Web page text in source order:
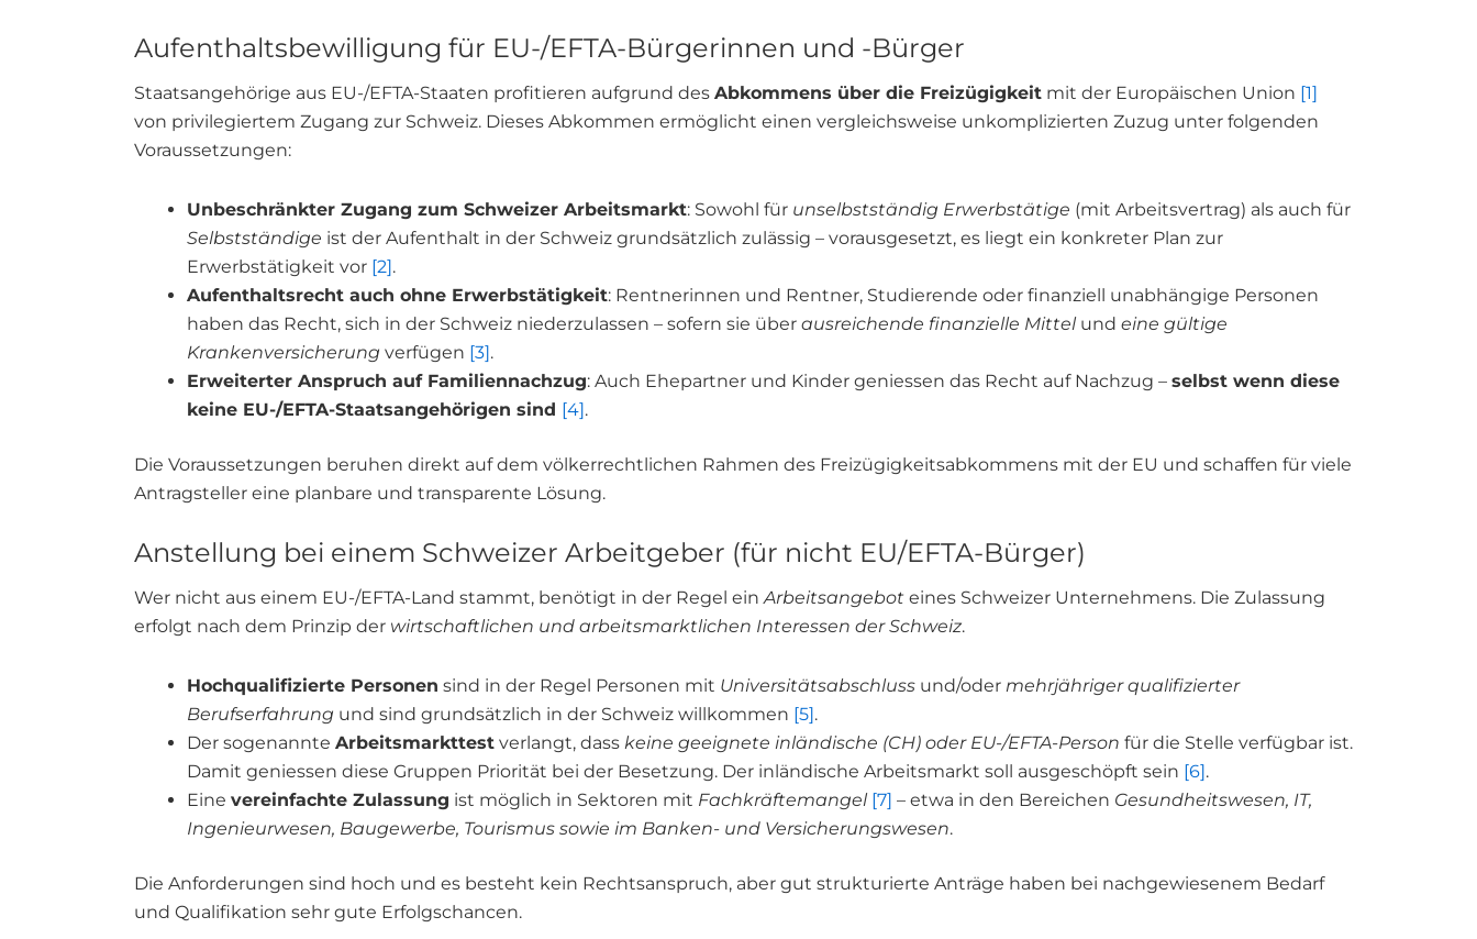
Aufenthaltsbewilligung für EU-/EFTA-Bürgerinnen und -Bürger
Staatsangehörige aus EU-/EFTA-Staaten profitieren aufgrund des Abkommens über die Freizügigkeit mit der Europäischen Union [1]
von privilegiertem Zugang zur Schweiz. Dieses Abkommen ermöglicht einen vergleichsweise unkomplizierten Zuzug unter folgenden
Voraussetzungen:
Unbeschränkter Zugang zum Schweizer Arbeitsmarkt: Sowohl für unselbstständig Erwerbstätige (mit Arbeitsvertrag) als auch für
Selbstständige ist der Aufenthalt in der Schweiz grundsätzlich zulässig – vorausgesetzt, es liegt ein konkreter Plan zur
Erwerbstätigkeit vor [2].
Aufenthaltsrecht auch ohne Erwerbstätigkeit: Rentnerinnen und Rentner, Studierende oder finanziell unabhängige Personen
haben das Recht, sich in der Schweiz niederzulassen – sofern sie über ausreichende finanzielle Mittelund eine gültige
Krankenversicherung verfügen [3].
Erweiterter Anspruch auf Familiennachzug: Auch Ehepartner und Kinder geniessen das Recht auf Nachzug – selbst wenn diese
keine EU-/EFTA-Staatsangehörigen sind [4].
Die Voraussetzungen beruhen direkt auf dem völkerrechtlichen Rahmen des Freizügigkeitsabkommens mit der EU und schaffen für viele
Antragsteller eine planbare und transparente Lösung.
Anstellung bei einem Schweizer Arbeitgeber (für nicht EU/EFTA-Bürger)
Wer nicht aus einem EU-/EFTA-Land stammt, benötigt in der Regel einArbeitsangebot eines Schweizer Unternehmens. Die Zulassung
erfolgt nach dem Prinzip der wirtschaftlichen und arbeitsmarktlichen Interessen der Schweiz.
Hochqualifizierte Personen sind in der Regel Personen mit Universitätsabschluss und/oder mehrjähriger qualifizierter
Berufserfahrung und sind grundsätzlich in der Schweiz willkommen [5].
Der sogenannte Arbeitsmarkttest verlangt, dass keine geeignete inländische (CH) oder EU-/EFTA-Person für die Stelle verfügbar ist.
Damit geniessen diese Gruppen Priorität bei der Besetzung. Der inländische Arbeitsmarkt soll ausgeschöpft sein [6].
Eine vereinfachte Zulassung ist möglich in Sektoren mit Fachkräftemangel [7] – etwa in den Bereichen Gesundheitswesen, IT,
Ingenieurwesen, Baugewerbe, Tourismus sowie im Banken- und Versicherungswesen.
Die Anforderungen sind hoch und es besteht kein Rechtsanspruch, aber gut strukturierte Anträge haben bei nachgewiesenem Bedarf
und Qualifikation sehr gute Erfolgschancen.